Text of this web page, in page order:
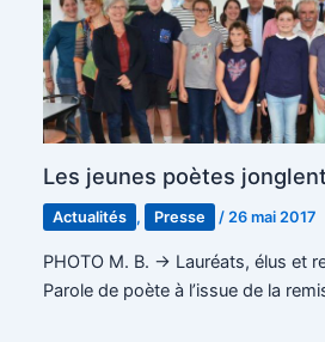
Les jeunes poètes
Actualités , Presse /26 mai 2017
PHOTO M. B. -> Lauréats, élus et
Parole de poète à l’issue de la